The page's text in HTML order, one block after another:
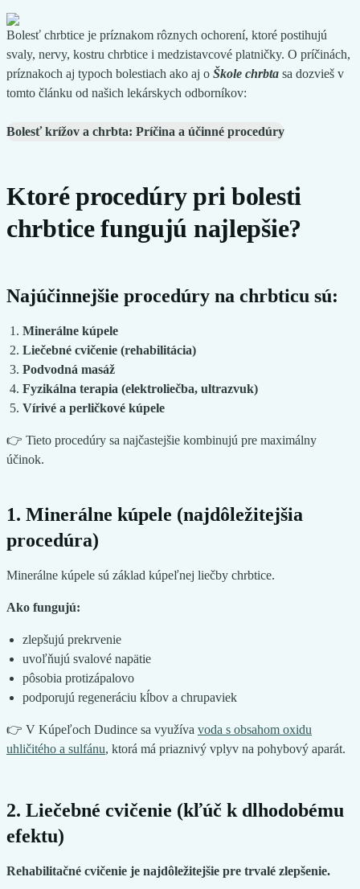
Bolesť chrbtice je príznakom rôznych ochorení, ktoré postihujú
svaly, nervy, kostru chrbtice i medzistavcové platničky. O príčinách,
príznakoch aj typoch bolestiach ako aj o Škole chrbta sa dozvieš v
tomto článku od našich lekárskych odborníkov:
Bolesť krížov a chrbta: Príčina a účinné procedúry
Ktoré procedúry pri bolesti
chrbtice fungujú najlepšie?
Najúčinnejšie procedúry na chrbticu sú:
Minerálne kúpele
Liečebné cvičenie (rehabilitácia)
Podvodná masáž
Fyzikálna terapia (elektroliečba, ultrazvuk)
Vírivé a perličkové kúpele
👉 Tieto procedúry sa najčastejšie kombinujú pre maximálny
účinok.
1. Minerálne kúpele (najdôležitejšia
procedúra)
Minerálne kúpele sú základ kúpeľnej liečby chrbtice.
Ako fungujú:
zlepšujú prekrvenie
uvoľňujú svalové napätie
pôsobia protizápalovo
podporujú regeneráciu kĺbov a chrupaviek
👉 V Kúpeľoch Dudince sa využíva voda s obsahom oxidu
uhličitého a sulfánu, ktorá má priaznivý vplyv na pohybový aparát.
2. Liečebné cvičenie (kľúč k dlhodobému
efektu)
Rehabilitačné cvičenie je najdôležitejšie pre trvalé zlepšenie.